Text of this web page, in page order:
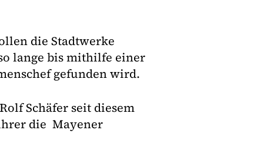
die Stadtwerke
lange bis mithilfe einer
gefunden wird.
Schäfer seit diesem
die Mayener